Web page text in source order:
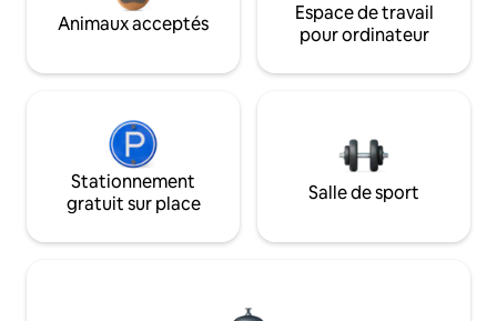
Animaux acceptés
Espace de travail
pour ordinateur
Stationnement
gratuit sur place
Salle de sport